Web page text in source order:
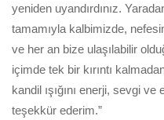
yeniden uyandırdınız.
tamamıyla kalbimizde,
ve her an bize ulaşılabilir
içimde tek bir kırıntı
kandil ışığını enerji, sevgi
teşekkür ederim.”